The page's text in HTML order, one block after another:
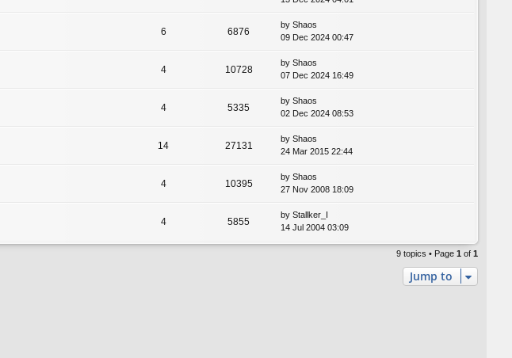
6 6876
by Shaos
09 Dec 2024 00:47
4 10728
by Shaos
07 Dec 2024 16:49
4 5335
by Shaos
02 Dec 2024 08:53
14 27131
by Shaos
24 Mar 2015 22:44
4 10395
by Shaos
27 Nov 2008 18:09
4 5855
by Stallker_I
14 Jul 2004 03:09
9 topics • Page 1 of 1
Jump to